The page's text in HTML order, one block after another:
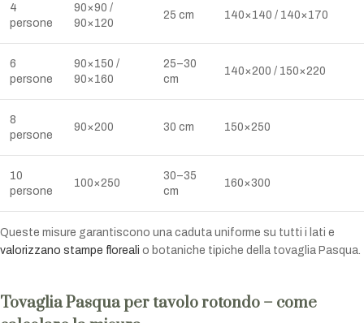
4
persone
90×90 /
90×120
25 cm 140×140 / 140×170
6
persone
90×150 /
90×160
25–30
cm
140×200 / 150×220
8
persone
90×200 30 cm 150×250
10
persone
100×250
30–35
cm
160×300
Queste misure garantiscono una caduta uniforme su tutti i lati e
valorizzano stampe floreali o botaniche tipiche della tovaglia Pasqua.
Tovaglia Pasqua per tavolo rotondo – come